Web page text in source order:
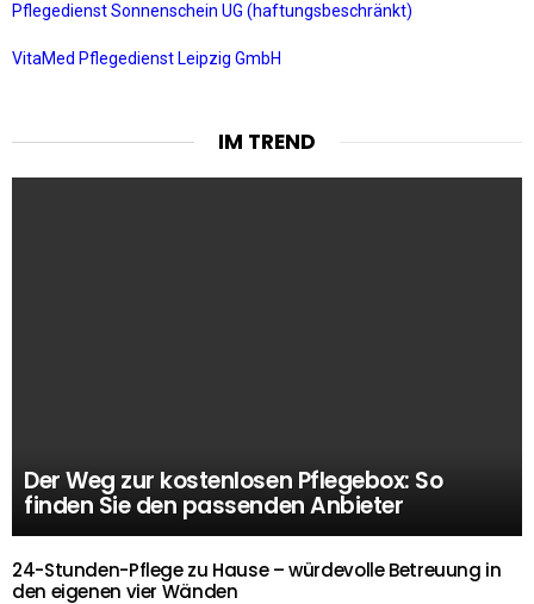
Pflegedienst Sonnenschein UG (haftungsbeschränkt)
VitaMed Pflegedienst Leipzig GmbH
IM TREND
Der Weg zur kostenlosen Pflegebox: So
finden Sie den passenden Anbieter
24-Stunden-Pflege zu Hause – würdevolle Betreuung in
den eigenen vier Wänden